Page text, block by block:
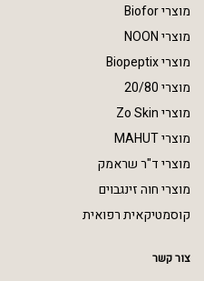
מוצרי Biofor
מוצרי NOON
מוצרי Biopeptix
מוצרי 20/80
מוצרי Zo Skin
מוצרי MAHUT
מוצרי ד"ר שראמק
מוצרי חוה זינגבוים
קוסמטיקאית רפואית
צור קשר